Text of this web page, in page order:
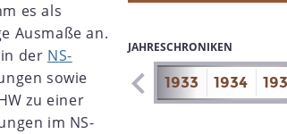
es als
Ausmaße an.
der NS-
sowie
zu einer
im NS-
JAHRESCHRONIKEN
1930 1931 1932 1933 1934